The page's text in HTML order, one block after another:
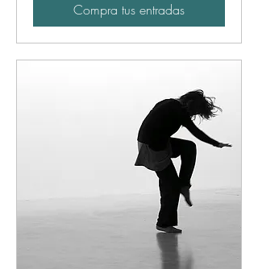
Compra tus entradas